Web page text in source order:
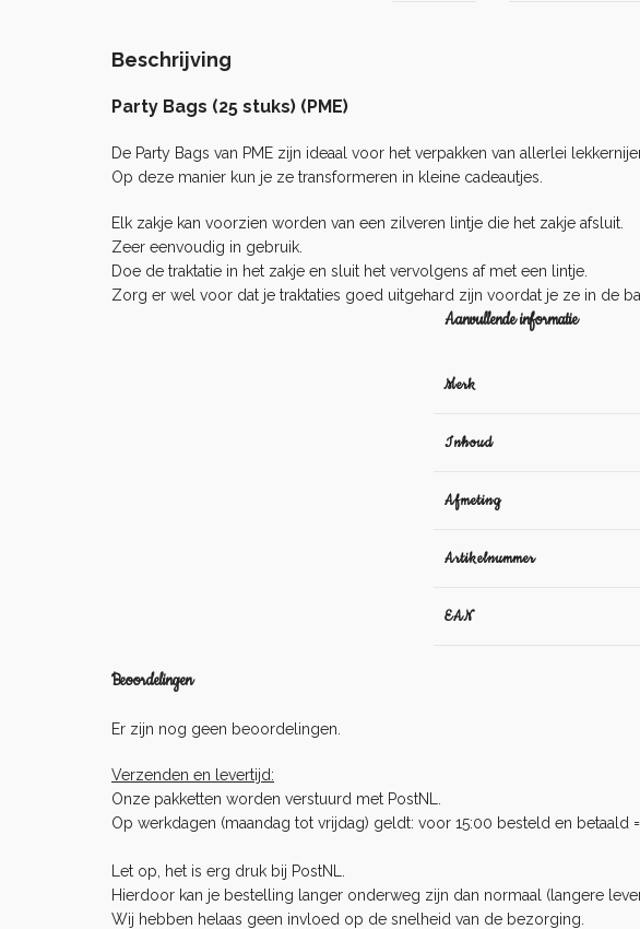
Beschrijving
Party Bags (25 stuks) (PME)
De Party Bags van PME zijn ideaal voor het verpakken van allerlei
Op deze manier kun je ze transformeren in kleine cadeautjes.
Elk zakje kan voorzien worden van een zilveren lintje die het zakje afsluit.
Zeer eenvoudig in gebruik.
Doe de traktatie in het zakje en sluit het vervolgens af met een lintje.
Zorg er wel voor dat je traktaties goed uitgehard zijn voordat je ze in de
Aanvullende informatie
Merk
Inhoud
Afmeting
Artikelnummer
EAN
Beoordelingen
Er zijn nog geen beoordelingen.
Verzenden en levertijd:
Onze pakketten worden verstuurd met PostNL.
Op werkdagen (maandag tot vrijdag) geldt: voor 15:00 besteld en betaald
Let op, het is erg druk bij PostNL.
Hierdoor kan je bestelling langer onderweg zijn dan normaal (langere
Wij hebben helaas geen invloed op de snelheid van de bezorging.